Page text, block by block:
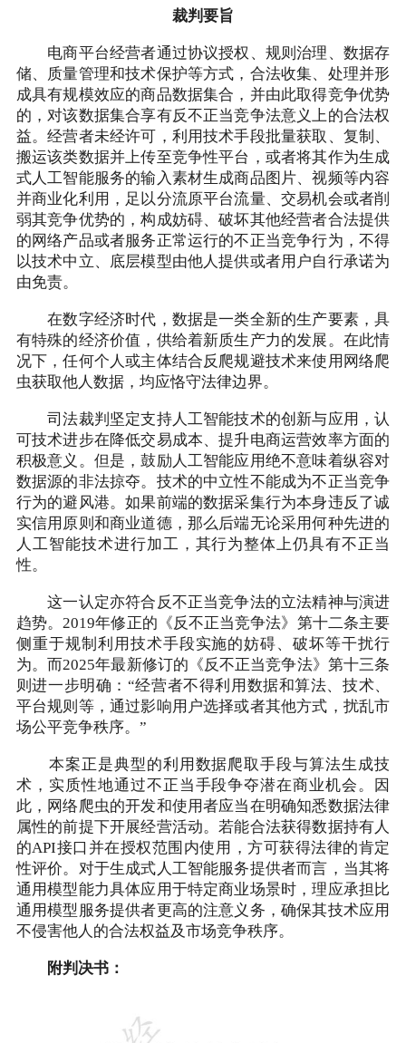
裁判要旨
电商平台经营者通过协议授权、规则治理、数据存
储、质量管理和技术保护等方式，合法收集、处理并形
成具有规模效应的商品数据集合，并由此取得竞争优势
的，对该数据集合享有反不正当竞争法意义上的合法权
益。经营者未经许可，利用技术手段批量获取、复制、
搬运该类数据并上传至竞争性平台，或者将其作为生成
式人工智能服务的输入素材生成商品图片、视频等内容
并商业化利用，足以分流原平台流量、交易机会或者削
弱其竞争优势的，构成妨碍、破坏其他经营者合法提供
的网络产品或者服务正常运行的不正当竞争行为，不得
以技术中立、底层模型由他人提供或者用户自行承诺为
由免责。
在数字经济时代，数据是一类全新的生产要素，具
有特殊的经济价值，供给着新质生产力的发展。在此情
况下，任何个人或主体结合反爬规避技术来使用网络爬
虫获取他人数据，均应恪守法律边界。
司法裁判坚定支持人工智能技术的创新与应用，认
可技术进步在降低交易成本、提升电商运营效率方面的
积极意义。但是，鼓励人工智能应用绝不意味着纵容对
数据源的非法掠夺。技术的中立性不能成为不正当竞争
行为的避风港。如果前端的数据采集行为本身违反了诚
实信用原则和商业道德，那么后端无论采用何种先进的
人工智能技术进行加工，其行为整体上仍具有不正当
性。
这一认定亦符合反不正当竞争法的立法精神与演进
趋势。2019年修正的《反不正当竞争法》第十二条主要
侧重于规制利用技术手段实施的妨碍、破坏等干扰行
为。而2025年最新修订的《反不正当竞争法》第十三条
则进一步明确：“经营者不得利用数据和算法、技术、
平台规则等，通过影响用户选择或者其他方式，扰乱市
场公平竞争秩序。”
本案正是典型的利用数据爬取手段与算法生成技
术，实质性地通过不正当手段争夺潜在商业机会。因
此，网络爬虫的开发和使用者应当在明确知悉数据法律
属性的前提下开展经营活动。若能合法获得数据持有人
的API接口并在授权范围内使用，方可获得法律的肯定
性评价。对于生成式人工智能服务提供者而言，当其将
通用模型能力具体应用于特定商业场景时，理应承担比
通用模型服务提供者更高的注意义务，确保其技术应用
不侵害他人的合法权益及市场竞争秩序。
附判决书：